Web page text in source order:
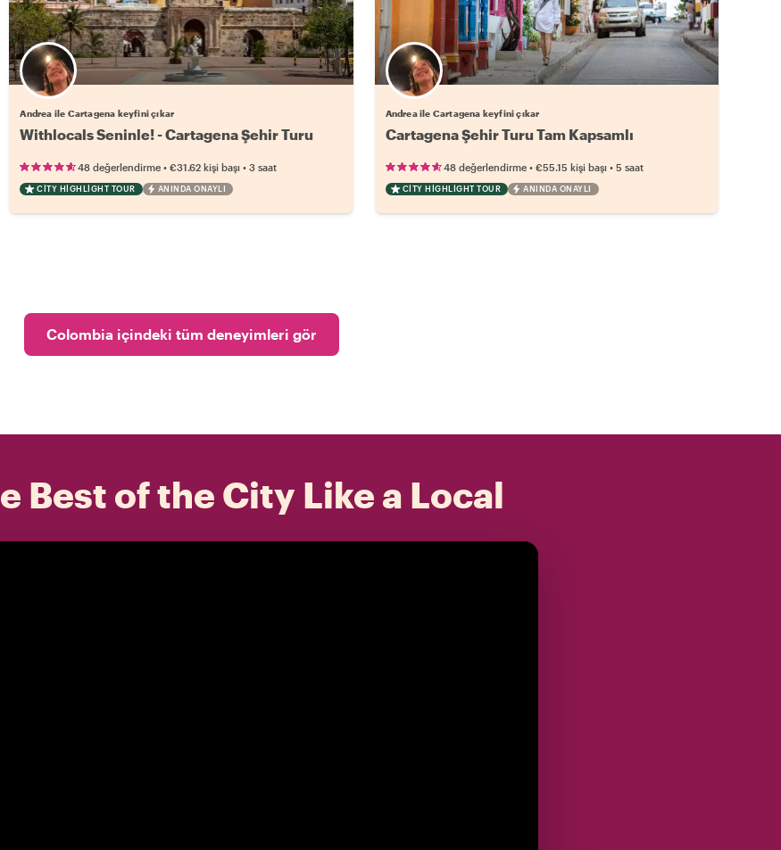
Andrea ile Cartagena keyfini çıkar
Withlocals Seninle! - Cartagena Şehir Turu
48 değerlendirme •€31.62 kişi başı •3 saat
CITY HIGHLIGHT TOUR ANINDA ONAYLI
Andrea ile Cartagena keyfini çıkar
Cartagena Şehir Turu Tam Kapsamlı
48 değerlendirme• €55.15 kişi başı• 5 saat
CITY HIGHLIGHT TOUR ANINDA ONAYLI
Colombia içindeki tüm deneyimleri gör
Best of the City Like a Local